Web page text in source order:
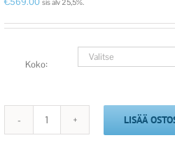
sis alv 25,5%.
Koko:
2026
LISÄÄ